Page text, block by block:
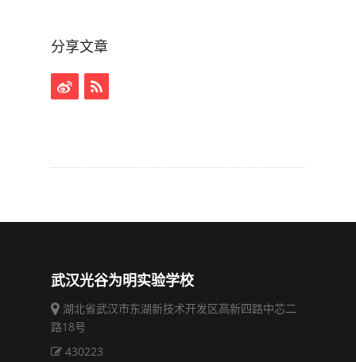
分享文章
武汉光谷为明实验学校
湖北省武汉市东湖新技术开发区高新四路中芯二
路18号
430223